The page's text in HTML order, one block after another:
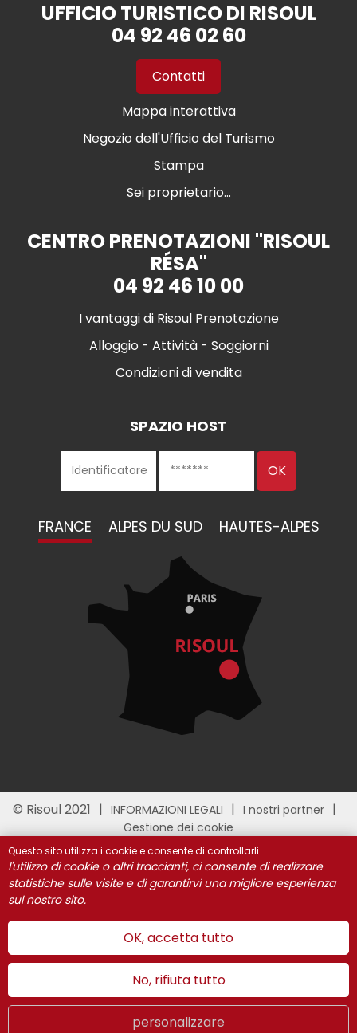
UFFICIO TURISTICO DI RISOUL
04 92 46 02 60
Contatti
Mappa interattiva
Negozio dell'Ufficio del Turismo
Stampa
Sei proprietario...
CENTRO PRENOTAZIONI "RISOUL
RÉSA"
04 92 46 10 00
I vantaggi di Risoul Prenotazione
Alloggio - Attività - Soggiorni
Condizioni di vendita
SPAZIO HOST
FRANCE ALPES DU SUD HAUTES-ALPES
© Risoul 2021 INFORMAZIONI LEGALI
I nostri partner
Gestione dei cookie
Questo sito utilizza i cookie e consente di controllarli.
l'utilizzo di cookie o altri traccianti, ci consente di realizzare
statistiche sulle visite e di garantirvi una migliore esperienza
sul nostro sito.
OK, accetta tutto
No, rifiuta tutto
personalizzare